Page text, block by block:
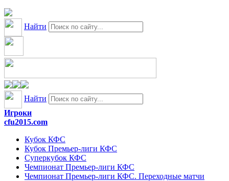
Найти
Найти
Игроки
cfu2015.com
Кубок КФС
Кубок Премьер-лиги КФС
Суперкубок КФС
Чемпионат Премьер-лиги КФС
Чемпионат Премьер-лиги КФС. Переходные матчи